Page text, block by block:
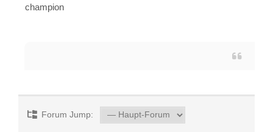
champion
Forum Jump: